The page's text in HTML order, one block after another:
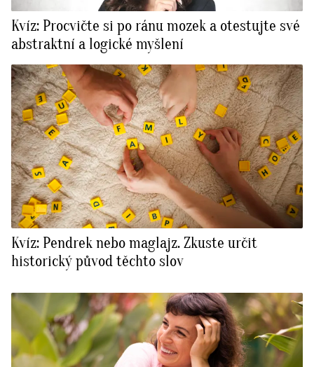
Kvíz: Procvičte si po ránu mozek a otestujte své
abstraktní a logické myšlení
Kvíz: Pendrek nebo maglajz. Zkuste určit
historický původ těchto slov